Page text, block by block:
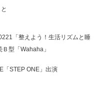
「整えよう！生活リズムと睡
型「Wahaha」
「STEP ONE」出演